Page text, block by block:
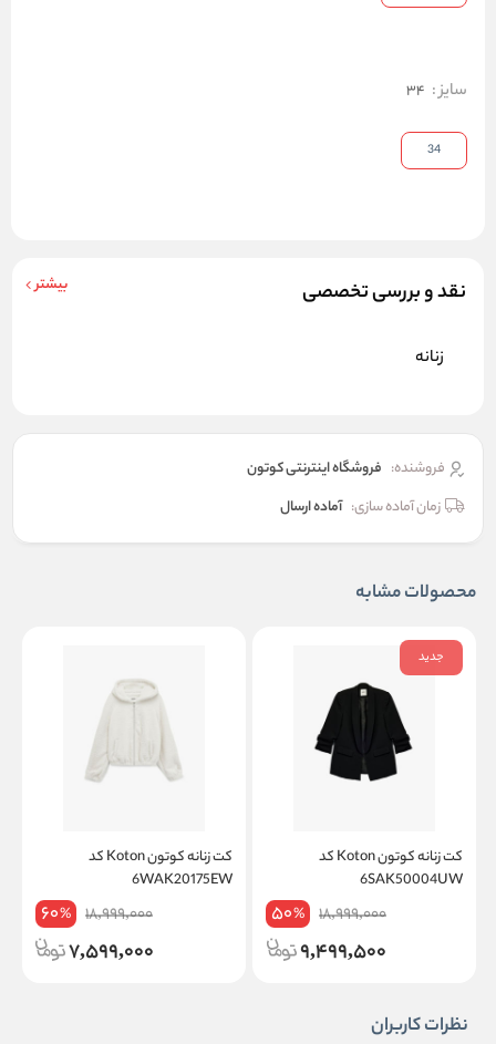
نقد و بررسی تخصصی بیشتر
زنانه
فروشنده: فروشگاه اینترنتی کوتون
زمان آماده سازی: آماده ارسال
سایز:
34
34
محصولات مشابه
جدید
کت زنانه کوتون Koton کد
6SAK50004UW
18,999,000
50%
9,499,500
کت زنانه کوتون Koton کد
6WAK20175EW
18,999,000
60%
7,599,000
نظرات کاربران